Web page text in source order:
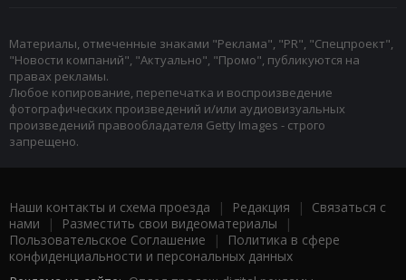
Материалы, отмеченные знаками "Реклама", "PR", "Спецпроект",
"Новости компаний", "Актуально", "Промо", публикуются на
правах рекламы.
Любое копирование, перепечатка и воспроизведение
фотографических произведений и/или аудиовизуальных
произведений правообладателя Getty Images - строго
запрещено.
Наши контакты и схема проезда | Редакция | Связаться с
нами | Разместить свои видеоматериалы |
Пользовательское Соглашение |
Политика в сфере
конфиденциальности и персональных данных